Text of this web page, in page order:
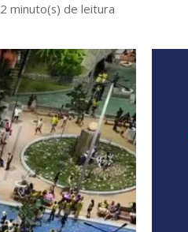
2 minuto(s) de leitura